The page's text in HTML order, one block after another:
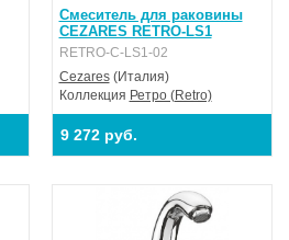
Смеситель для раковины
CEZARES RETRO-LS1
RETRO-C-LS1-02
Cezares(Италия)
Коллекция Ретро (Retro)
9 272 руб.